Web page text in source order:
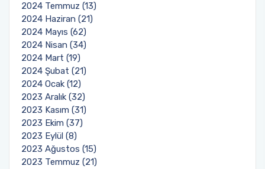
2024 Temmuz (13)
2024 Haziran (21)
2024 Mayıs (62)
2024 Nisan (34)
2024 Mart (19)
2024 Şubat (21)
2024 Ocak (12)
2023 Aralık (32)
2023 Kasım (31)
2023 Ekim (37)
2023 Eylül (8)
2023 Ağustos (15)
2023 Temmuz (21)